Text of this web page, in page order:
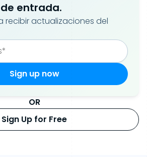
entrada.
recibir actualizaciones del
OR
Sign Up for Free